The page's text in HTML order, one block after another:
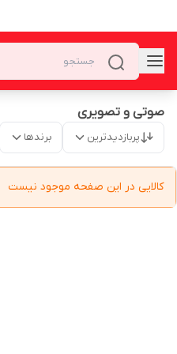
صوتی و تصویری
پربازدیدترین برندها
کالایی در این صفحه موجود نیست